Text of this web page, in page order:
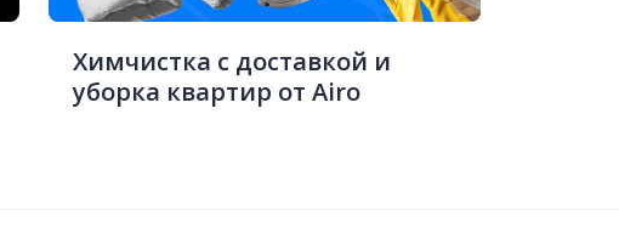
Химчистка с доставкой и
уборка квартир от Airo